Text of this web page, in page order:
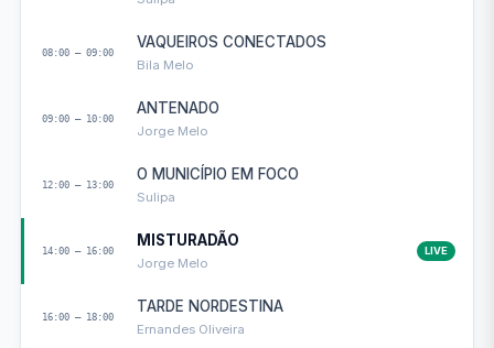
08:00 — 09:00
VAQUEIROS CONECTADOS
Bila Melo
09:00 — 10:00
ANTENADO
Jorge Melo
12:00 — 13:00
O MUNICÍPIO EM FOCO
Sulipa
14:00 — 16:00
MISTURADÃO
Jorge Melo
LIVE
16:00 — 18:00
TARDE NORDESTINA
Ernandes Oliveira